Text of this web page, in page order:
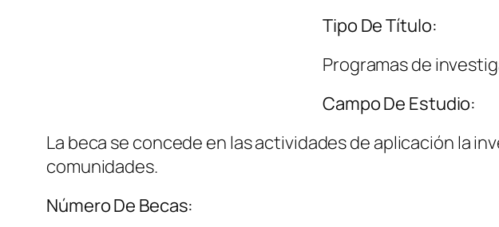
Tipo De Título:
Programas de
Campo De Estudio:
La beca se concede en las actividades de aplicación la
comunidades.
Número De Becas: